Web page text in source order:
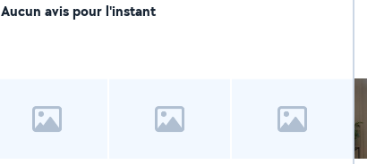
Aucun avis pour l'instant